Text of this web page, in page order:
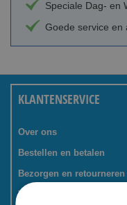
Speciale Dag- en
Goede service en
KLANTENSERVICE
Over ons
Bestellen en betalen
Bezorgen en retourneren
Tevredenheidsgarantie